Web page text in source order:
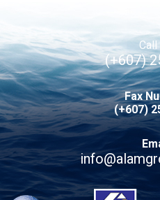
Call
(+607)
Fax
(+607)